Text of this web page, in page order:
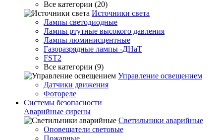
Все категории (20)
Источники света
Лампы светодиодные
Лампы ртутные высокого давления
Лампы люминисцентные
Газоразрядные лампы -ДНаТ
FST2
Все категории (9)
Управление освещением
Датчики движения
Фотореле
Системы безопасности
Аварийные сирены
Светильники аварийные
Оповещатели световые
Пожарные